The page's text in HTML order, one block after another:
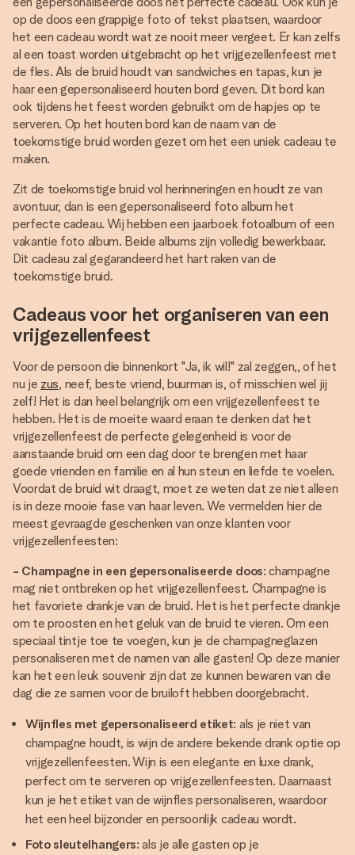
op de doos een grappige foto of tekst plaatsen, waardoor
het een cadeau wordt wat ze nooit meer vergeet. Er kan zelfs
al een toast worden uitgebracht op het vrijgezellenfeest met
de fles. Als de bruid houdt van sandwiches en tapas, kun je
haar een gepersonaliseerd houten bord geven. Dit bord kan
ook tijdens het feest worden gebruikt om de hapjes op te
serveren. Op het houten bord kan de naam van de
toekomstige bruid worden gezet om het een uniek cadeau te
maken.
Zit de toekomstige bruid vol herinneringen en houdt ze van
avontuur, dan is een gepersonaliseerd foto album het
perfecte cadeau. Wij hebben een jaarboek fotoalbum of een
vakantie foto album. Beide albums zijn volledig bewerkbaar.
Dit cadeau zal gegarandeerd het hart raken van de
toekomstige bruid.
Cadeaus voor het organiseren van een
vrijgezellenfeest
Voor de persoon die binnenkort "Ja, ik wil!" zal zeggen,, of het
nu je zus, neef, beste vriend, buurman is, of misschien wel jij
zelf! Het is dan heel belangrijk om een ​​vrijgezellenfeest te
hebben. Het is de moeite waard eraan te denken dat het
vrijgezellenfeest de perfecte gelegenheid is voor de
aanstaande bruid om een ​​dag door te brengen met haar
goede vrienden en familie en al hun steun en liefde te voelen.
Voordat de bruid wit draagt, moet ze weten dat ze niet alleen
is in deze mooie fase van haar leven. We vermelden hier de
meest gevraagde geschenken van onze klanten voor
vrijgezellenfeesten:
- Champagne in een gepersonaliseerde doos: champagne
mag niet ontbreken op het vrijgezellenfeest. Champagne is
het favoriete drankje van de bruid. Het is het perfecte drankje
om te proosten en het geluk van de bruid te vieren. Om een ​​
speciaal tintje toe te voegen, kun je de champagneglazen
personaliseren met de namen van alle gasten! Op deze manier
kan het een leuk souvenir zijn dat ze kunnen bewaren van die
dag die ze samen voor de bruiloft hebben doorgebracht.
Wijnfles met gepersonaliseerd etiket: als je niet van
champagne houdt, is wijn de andere bekende drank optie op
vrijgezellenfeesten. Wijn is een elegante en luxe drank,
perfect om te serveren op vrijgezellenfeesten. Daarnaast
kun je het etiket van de wijnfles personaliseren, waardoor
het een heel bijzonder en persoonlijk cadeau wordt.
Foto sleutelhangers: als je alle gasten op je